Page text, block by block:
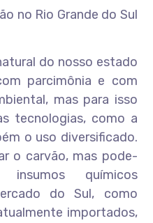
no Rio Grande do Sul
do nosso estado
parcimônia e com
mas para isso
tecnologias, como a
o uso diversificado.
o carvão, mas pode-
químicos
do Sul, como
importados,